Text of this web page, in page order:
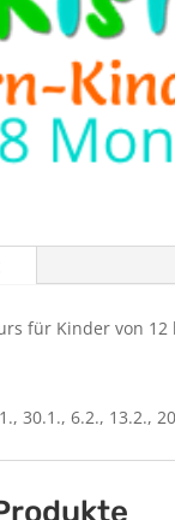
für Kinder von 12
30.1., 6.2., 13.2.,